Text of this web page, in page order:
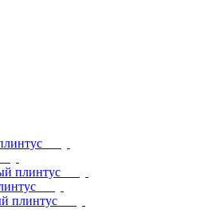
плинтус
плинтус